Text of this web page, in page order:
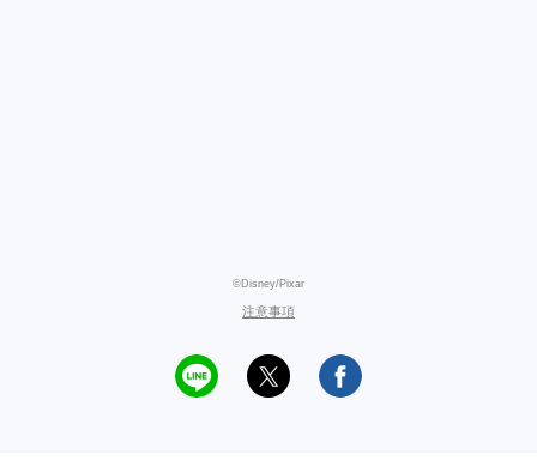
©Disney/Pixar
注意事項